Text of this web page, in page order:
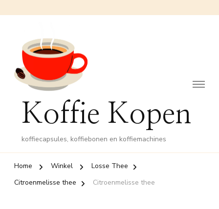
Koffie Kopen
koffiecapsules, koffiebonen en koffiemachines
Home Winkel
Losse Thee
Citroenmelisse thee
Citroenmelisse thee